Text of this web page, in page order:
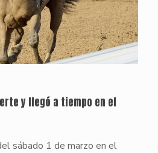
y llegó a tiempo en el
sábado 1 de marzo en el